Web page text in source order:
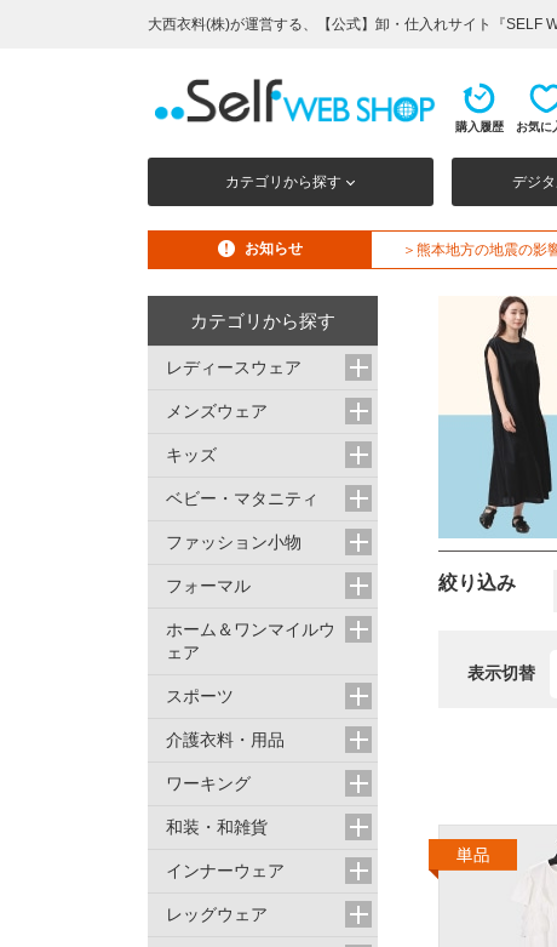
大西衣料(株)が運営する、【公式】卸・仕入れサイト『SELF
購入履歴 お気に
カテゴリから探す デジ
お知らせ ＞熊本地方の地震の影
絞り込み
表示切替
カテゴリから探す
レディースウェア
メンズウェア
キッズ
ベビー・マタニティ
ファッション小物
フォーマル
ホーム＆ワンマイルウ
ェア
スポーツ
介護衣料・用品
ワーキング
和装・和雑貨
インナーウェア
レッグウェア